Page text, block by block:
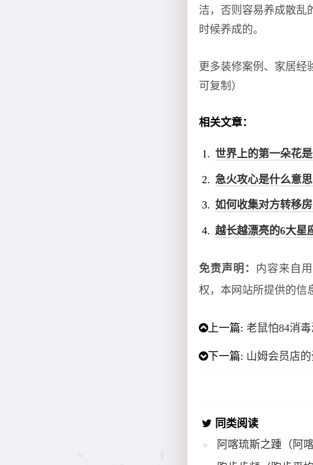
洁，否则容易养成散乱
时候养成的。
更多装修案例、家居经
可复制）
相关文章：
世界上的第一朵花
急火攻心是什么意
如何收集对方转移
越长越漂亮的6大星
免责声明： 内容来自
权，本网站所提供的信
上一篇:老鼠怕84消
下一篇: 山姆会员店
同类阅读
阿喀琉斯之踵（阿